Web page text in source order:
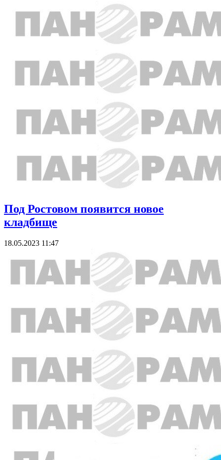
Под Ростовом появится новое
кладбище
18.05.2023 11:47